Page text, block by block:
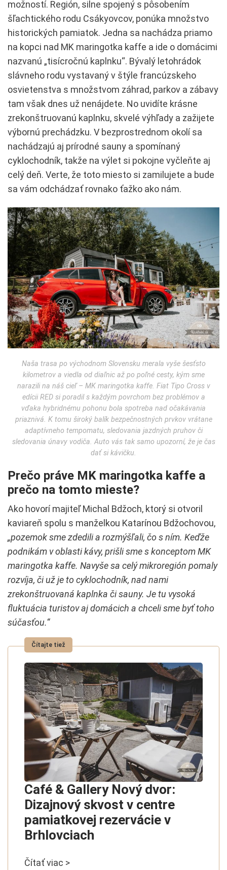
možností. Región, silne spojený s pôsobením
šľachtického rodu Csákyovcov, ponúka množstvo
historických pamiatok. Jedna sa nachádza priamo
na kopci nad MK maringotka kaffe a ide o domácimi
nazvanú „tisícročnú kaplnku“. Bývalý letohrádok
slávneho rodu vystavaný v štýle francúzskeho
osvietenstva s množstvom záhrad, parkov a zábavy
tam však dnes už nenájdete. No uvidíte krásne
zrekonštruovanú kaplnku, skvelé výhľady a zažijete
výbornú prechádzku. V bezprostrednom okolí sa
nachádzajú aj prírodné sauny a spomínaný
cyklochodník, takže na výlet si pokojne vyčleňte aj
celý deň. Verte, že toto miesto si zamilujete a bude
sa vám odchádzať rovnako ťažko ako nám.
Naša trasa po východnom Slovensku merala vyše šesťsto
kilometrov a viedla od diaľnic až po poľné cesty, kým sme
narazili na náš cieľ – MK maringotka kaffe. Fiat Tipo Cross v
edícii RED si poradil s každým povrchom bez problémov a
vďaka hybridnému pohonu bola spotreba nad očakávania
priaznivá. K tomu široký balík bezpečnostných prvkov vrátane
adaptívneho tempomatu, sledovania jazdných pruhov či
sledovania únavy vodiča. Auto vás tak samo upozorní, že je čas
dať si kávičku.
Prečo práve MK maringotka kaffe a
prečo na tomto mieste?
Ako hovorí majiteľ Michal Bdžoch, ktorý si otvoril
kaviareň spolu s manželkou Katarínou Bdžochovou,
„pozemok sme zdedili a rozmýšľali, čo s ním. Keďže
podnikám v oblasti kávy, prišli sme s konceptom MK
maringotka kaffe. Navyše sa celý mikroregión pomaly
rozvíja, či už je to cyklochodník, nad nami
zrekonštruovaná kaplnka či sauny. Je tu vysoká
fluktuácia turistov aj domácich a chceli sme byť toho
súčasťou.“
Café & Gallery Nový dvor:
Dizajnový skvost v centre
pamiatkovej rezervácie v
Brhlovciach
Čítať viac >